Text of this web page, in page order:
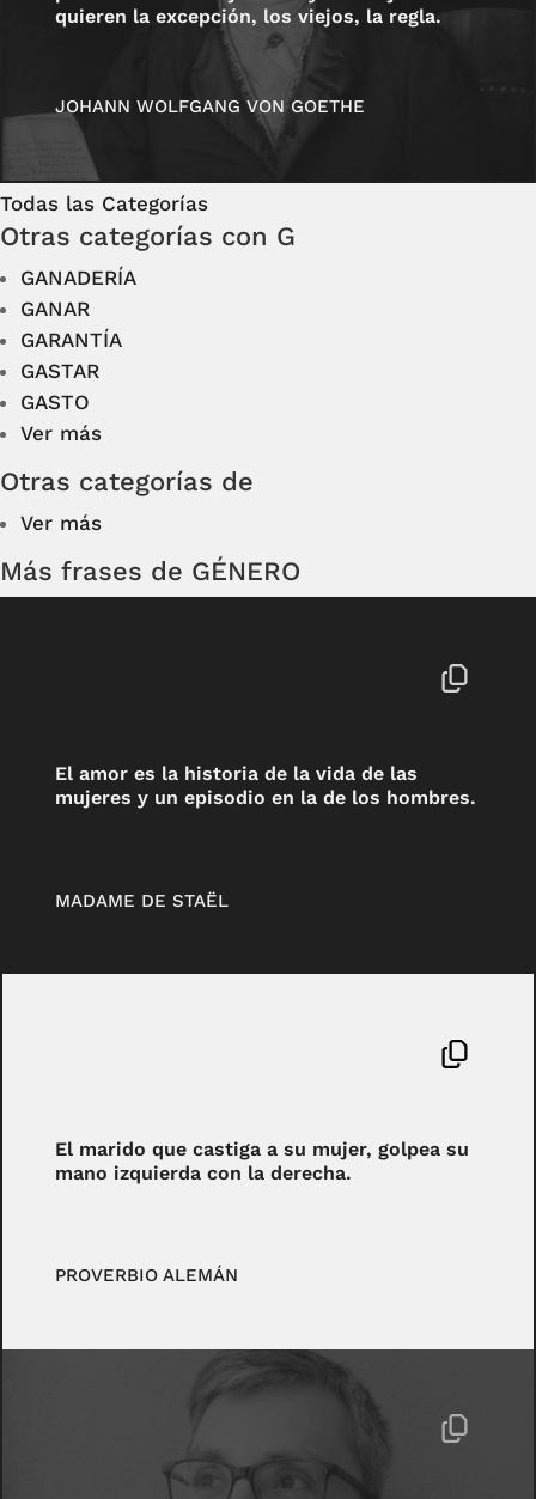
quieren la excepción, los viejos, la regla.
JOHANN WOLFGANG VON GOETHE
Todas las Categorías
Otras categorías con G
GANADERÍA
GANAR
GARANTÍA
GASTAR
GASTO
Ver más
Otras categorías de
Ver más
Más frases de GÉNERO
El amor es la historia de la vida de las
mujeres y un episodio en la de los hombres.
MADAME DE STAËL
El marido que castiga a su mujer, golpea su
mano izquierda con la derecha.
PROVERBIO ALEMÁN